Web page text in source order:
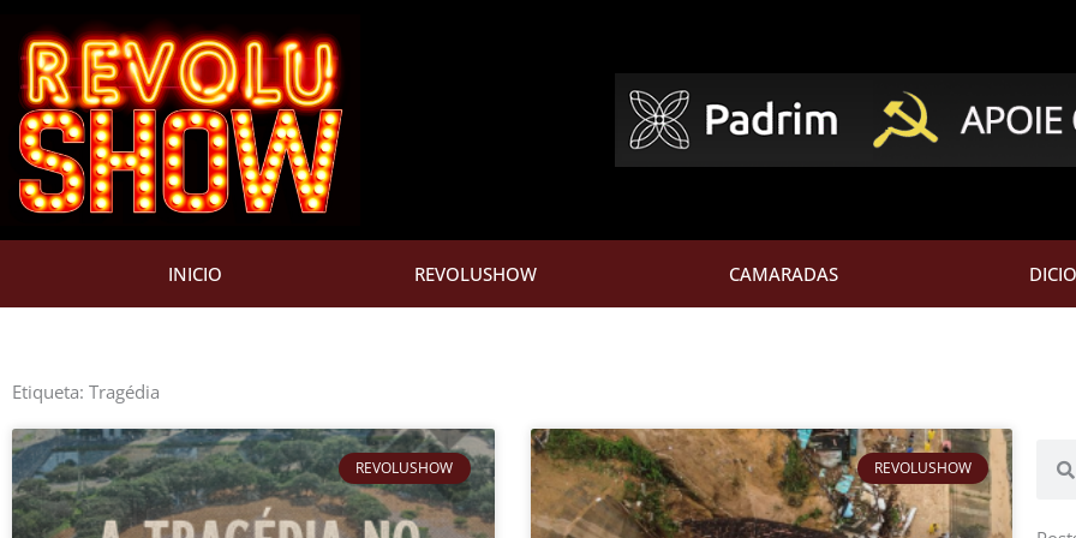
para
conteúdo
INICIO REVOLUSHOW CAMARADAS
Etiqueta: Tragédia
REVOLUSHOW REVOLUSHOW